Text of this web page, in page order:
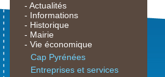
- Actualités
- Informations
- Historique
- Mairie
- Vie économique
Cap Pyrénées
Entreprises et services